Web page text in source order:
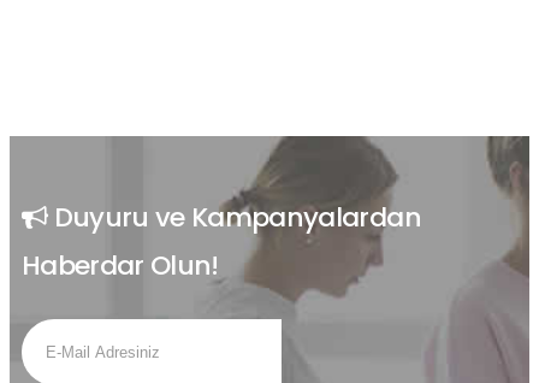
Duyuru ve Kampanyalardan
Haberdar Olun!